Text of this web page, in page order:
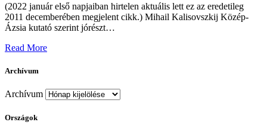
(2022 január első napjaiban hirtelen aktuális lett ez az eredetileg
2011 decemberében megjelent cikk.) Mihail Kalisovszkij Közép-
Ázsia kutató szerint jórészt…
Read More
Archívum
Archívum
Országok